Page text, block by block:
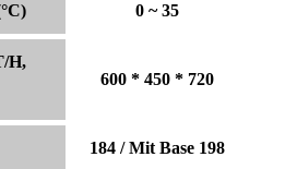
0 ~ 35
H,
600 * 450 * 720
184 / Mit Base 198